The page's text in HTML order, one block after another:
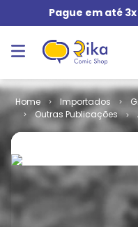
Pague em até
Importados
Outras Publicações